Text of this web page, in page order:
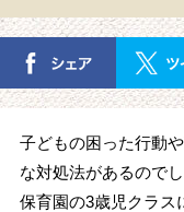
子どもの困った行動
な対処法があるのでし
保育園の3歳児クラス